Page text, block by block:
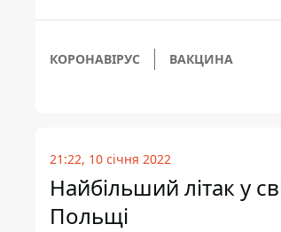
КОРОНАВІРУС ВАКЦИНА
21:22, 10 січня 2022
Найбільший літак у
Польщі